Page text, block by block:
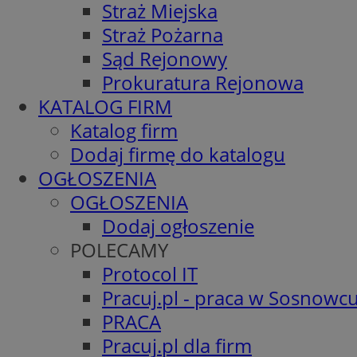
Straż Miejska
Straż Pożarna
Sąd Rejonowy
Prokuratura Rejonowa
KATALOG FIRM
Katalog firm
Dodaj firmę do katalogu
OGŁOSZENIA
OGŁOSZENIA
Dodaj ogłoszenie
POLECAMY
Protocol IT
Pracuj.pl - praca w
PRACA
Pracuj.pl dla firm